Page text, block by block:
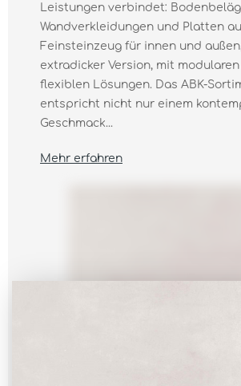
Leistungen verbindet:
Wandverkleidungen und Platten
Feinsteinzeug für innen und
extradicker Version, mit
flexiblen Lösungen. Das ABK-
entspricht nicht nur einem
Geschmack...
Mehr erfahren